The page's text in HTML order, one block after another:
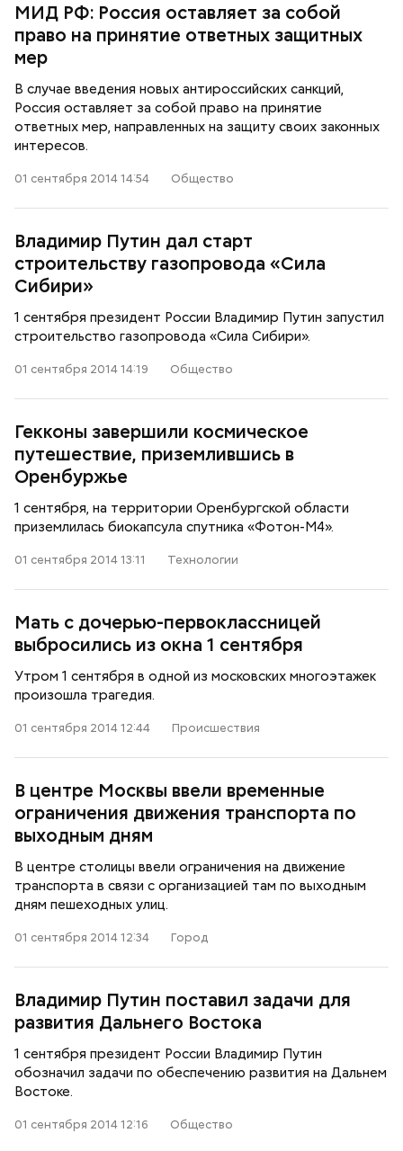
МИД РФ: Россия оставляет за собой
право на принятие ответных защитных
мер
В случае введения новых антироссийских санкций,
Россия оставляет за собой право на принятие
ответных мер, направленных на защиту своих законных
интересов.
01 сентября 2014 14:54 Общество
Владимир Путин дал старт
строительству газопровода «Сила
Сибири»
1 сентября президент России Владимир Путин запустил
строительство газопровода «Сила Сибири».
01 сентября 2014 14:19 Общество
Гекконы завершили космическое
путешествие, приземлившись в
Оренбуржье
1 сентября, на территории Оренбургской области
приземлилась биокапсула спутника «Фотон-М4».
01 сентября 2014 13:11 Технологии
Мать с дочерью-первоклассницей
выбросились из окна 1 сентября
Утром 1 сентября в одной из московских многоэтажек
произошла трагедия.
01 сентября 2014 12:44 Происшествия
В центре Москвы ввели временные
ограничения движения транспорта по
выходным дням
В центре столицы ввели ограничения на движение
транспорта в связи с организацией там по выходным
дням пешеходных улиц.
01 сентября 2014 12:34 Город
Владимир Путин поставил задачи для
развития Дальнего Востока
1 сентября президент России Владимир Путин
обозначил задачи по обеспечению развития на Дальнем
Востоке.
01 сентября 2014 12:16 Общество